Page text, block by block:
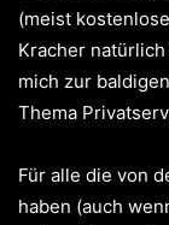
(meist
Kracher
mich zur
Thema
Für alle die von
haben (auch